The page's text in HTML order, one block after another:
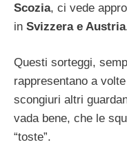
Scozia, ci vede
in Svizzera e Austria
Questi sorteggi,
rappresentano a
scongiuri altri
vada bene, che le
“toste”.